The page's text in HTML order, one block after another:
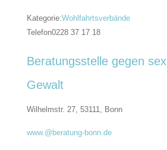
Kategorie:Wohlfahrtsverbände
Telefon0228 37 17 18
Beratungsstelle gegen
Gewalt
Wilhelmstr. 27, 53111, Bonn
www.@beratung-bonn.de